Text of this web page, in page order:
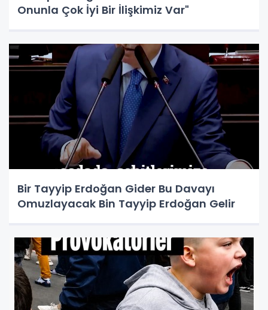
Onunla Çok İyi Bir İlişkimiz Var"
Bir Tayyip Erdoğan Gider Bu Davayı
Omuzlayacak Bin Tayyip Erdoğan Gelir